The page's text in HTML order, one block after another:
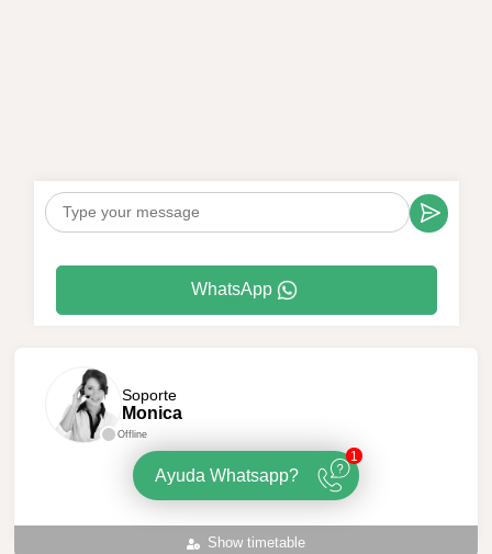
WhatsApp
Offline
Soporte
Monica
Ayuda Whatsapp?
1
Show timetable